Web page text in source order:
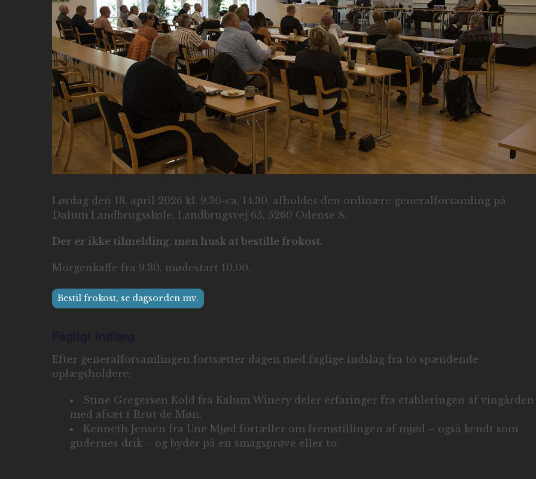
Lørdag den 18. april 2026 kl. 9.30-ca. 14.30, afholdes den ordinære generalforsamling på
Dalum Landbrugsskole, Landbrugsvej 65, 5260 Odense S.
Der er ikke tilmelding, men husk at bestille frokost.
Morgenkaffe fra 9.30, mødestart 10.00.
Bestil frokost, se dagsorden mv.
Efter generalforsamlingen fortsætter dagen med faglige indslag fra to spændende
oplægsholdere:
Stine Gregersen Kold fra Kalum Winery deler erfaringer fra etableringen af vingården
med afsæt i Brut de Møn.
Kenneth Jensen fra Une Mjød fortæller om fremstillingen af mjød – også kendt som
gudernes drik – og byder på en smagsprøve eller to.